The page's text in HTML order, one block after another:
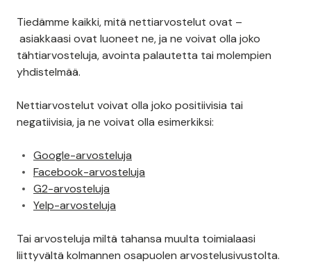
Tiedämme kaikki, mitä nettiarvostelut ovat –
asiakkaasi ovat luoneet ne, ja ne voivat olla joko
tähtiarvosteluja, avointa palautetta tai molempien
yhdistelmää.
Nettiarvostelut voivat olla joko positiivisia tai
negatiivisia, ja ne voivat olla esimerkiksi:
Google-arvosteluja
Facebook-arvosteluja
G2-arvosteluja
Yelp-arvosteluja
Tai arvosteluja miltä tahansa muulta toimialaasi
liittyvältä kolmannen osapuolen arvostelusivustolta.